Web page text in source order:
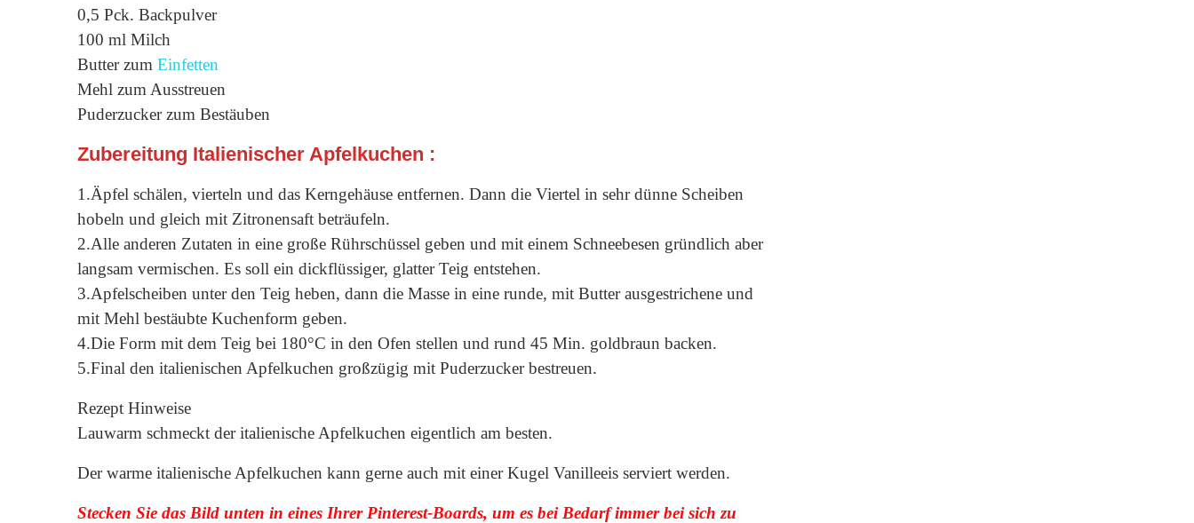
0,5 Pck. Backpulver
100 ml Milch
Butter zum Einfetten
Mehl zum Ausstreuen
Puderzucker zum Bestäuben
Zubereitung Italienischer Apfelkuchen :
1.Äpfel schälen, vierteln und das Kerngehäuse entfernen. Dann die Viertel in sehr dünne Scheiben
hobeln und gleich mit Zitronensaft beträufeln.
2.Alle anderen Zutaten in eine große Rührschüssel geben und mit einem Schneebesen gründlich aber
langsam vermischen. Es soll ein dickflüssiger, glatter Teig entstehen.
3.Apfelscheiben unter den Teig heben, dann die Masse in eine runde, mit Butter ausgestrichene und
mit Mehl bestäubte Kuchenform geben.
4.Die Form mit dem Teig bei 180°C in den Ofen stellen und rund 45 Min. goldbraun backen.
5.Final den italienischen Apfelkuchen großzügig mit Puderzucker bestreuen.
Rezept Hinweise
Lauwarm schmeckt der italienische Apfelkuchen eigentlich am besten.
Der warme italienische Apfelkuchen kann gerne auch mit einer Kugel Vanilleeis serviert werden.
Stecken Sie das Bild unten in eines Ihrer Pinterest-Boards, um es bei Bedarf immer bei sich zu